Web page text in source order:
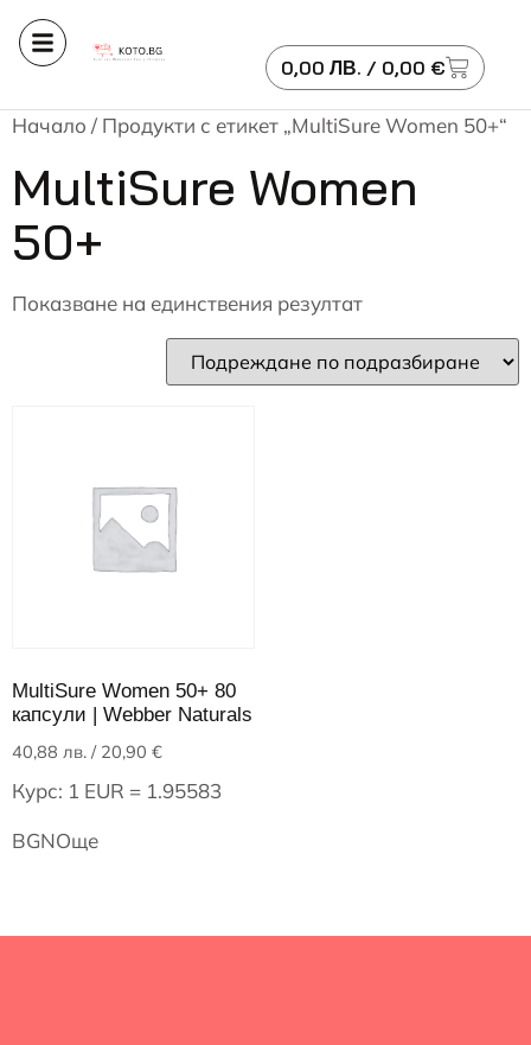
0,00 ЛВ. / 0,00 €
Начало / Продукти с етикет „MultiSure Women 50+“
MultiSure Women
50+
Показване на единствения резултат
MultiSure Women 50+ 80
капсули | Webber Naturals
40,88 лв. / 20,90 €
Курс: 1 EUR = 1.95583
BGNОще